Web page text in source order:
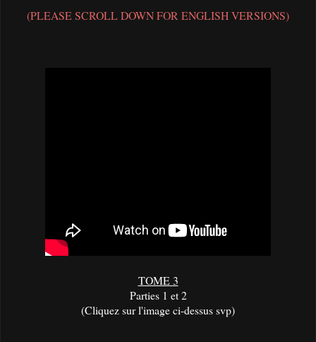
(PLEASE SCROLL DOWN FOR ENGLISH VERSIONS)
TOME 3
Parties 1 et 2
(Cliquez sur l'image ci-dessus svp)